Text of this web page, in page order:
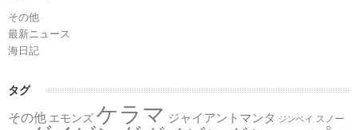
その他
最新ニュース
海日記
タグ
その他 エモンズ ケラマ ジャイアントマンタ ジンベイ
スノー